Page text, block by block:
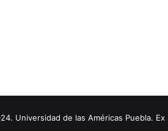
Universidad de las Américas Puebla.